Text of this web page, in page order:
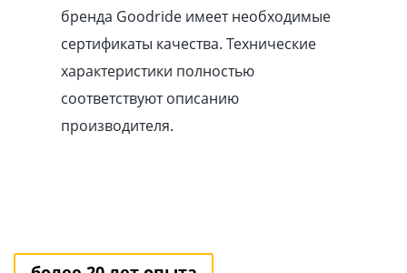
бренда Goodride имеет необходимые
сертификаты качества. Технические
характеристики полностью
соответствуют описанию
производителя.